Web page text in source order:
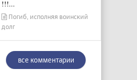
!!!...
Погиб, исполняя воинский
долг
все комментарии